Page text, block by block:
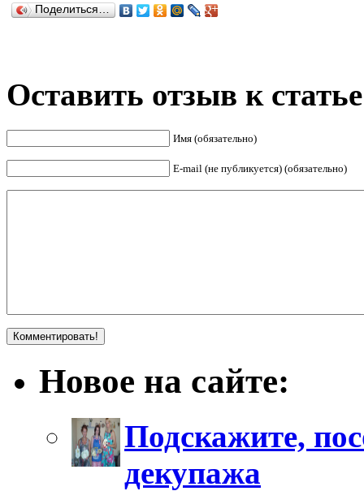
Поделиться…
Оставить отзыв к
Имя (обязательно)
E-mail (не публикуется) (обязательно)
Новое на сайте:
Подскажите,
декупажа